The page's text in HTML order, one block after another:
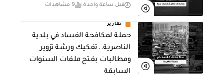
قبل ساعة واحدة 9 مشاهدات
تقارير
حملة لمكافحة الفساد في بلدية
الناصرية.. تفكيك ورشة تزوير
ومطالبات بفتح ملفات السنوات
السابقة